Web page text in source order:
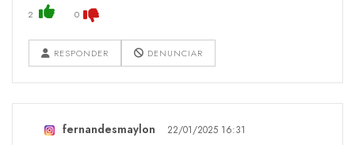
2 0
RESPONDER DENUNCIAR
fernandesmaylon 22/01/2025 16:31